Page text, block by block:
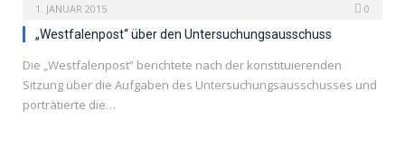
1. JANUAR 2015 0
„Westfalenpost“ über den Untersuchungsausschuss
Die „Westfalenpost“ berichtete nach der konstituierenden
Sitzung über die Aufgaben des Untersuchungsausschusses und
porträtierte die…